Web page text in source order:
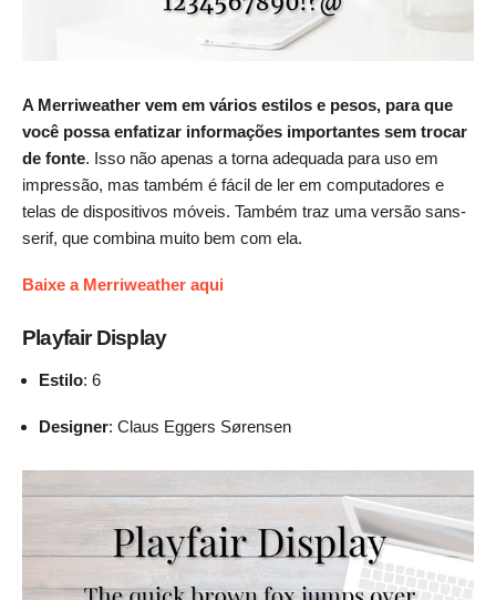
A Merriweather vem em vários estilos e pesos, para que
você possa enfatizar informações importantes sem trocar
de fonte. Isso não apenas a torna adequada para uso em
impressão, mas também é fácil de ler em computadores e
telas de dispositivos móveis. Também traz uma versão sans-
serif, que combina muito bem com ela.
Baixe a Merriweather aqui
Playfair Display
Estilo: 6
Designer: Claus Eggers Sørensen